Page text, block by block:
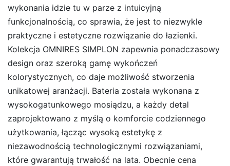
wykonania idzie tu w parze z intuicyjną
funkcjonalnością, co sprawia, że jest to niezwykle
praktyczne i estetyczne rozwiązanie do łazienki.
Kolekcja OMNIRES SIMPLON zapewnia ponadczasowy
design oraz szeroką gamę wykończeń
kolorystycznych, co daje możliwość stworzenia
unikatowej aranżacji. Bateria została wykonana z
wysokogatunkowego mosiądzu, a każdy detal
zaprojektowano z myślą o komforcie codziennego
użytkowania, łącząc wysoką estetykę z
niezawodnością technologicznymi rozwiązaniami,
które gwarantują trwałość na lata. Obecnie cena